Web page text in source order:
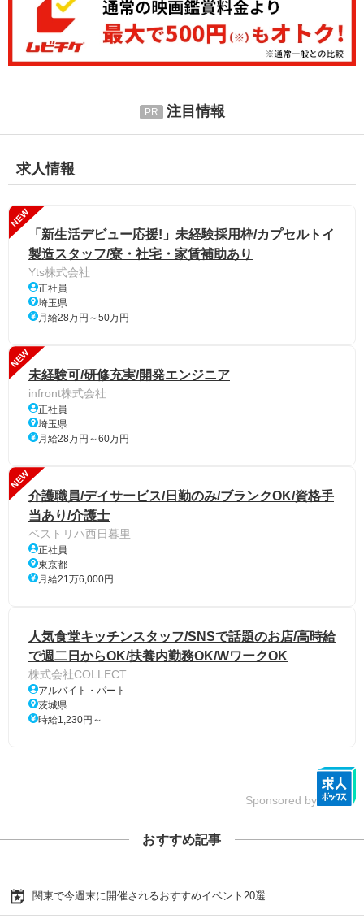
注目情報
求人情報
NEW
「新生活デビュー応援!」未経験採用枠/カプセルトイ
製造スタッフ/寮・社宅・家賃補助あり
Yts株式会社
正社員
埼玉県
月給28万円～50万円
NEW
未経験可/研修充実/開発エンジニア
infront株式会社
正社員
埼玉県
月給28万円～60万円
NEW
介護職員/デイサービス/日勤のみ/ブランクOK/資格手
当あり/介護士
ベストリハ西日暮里
正社員
東京都
月給21万6,000円
人気食堂キッチンスタッフ/SNSで話題のお店/高時給
で週二日からOK/扶養内勤務OK/WワークOK
株式会社COLLECT
アルバイト・パート
茨城県
時給1,230円～
Sponsored by
おすすめ記事
関東で今週末に開催されるおすすめイベント20選